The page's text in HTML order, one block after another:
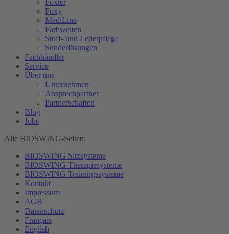
Foxter
Foxy
MediLine
Farbwelten
Stoff- und Lederpflege
Sonderlösungen
Fachhändler
Service
Über uns
Unternehmen
Ansprechpartner
Partnerschaften
Blog
Jobs
Alle BIOSWING-Seiten:
BIOSWING Sitzsysteme
BIOSWING Therapiesysteme
BIOSWING Trainingssysteme
Kontakt
Impressum
AGB
Datenschutz
Français
English